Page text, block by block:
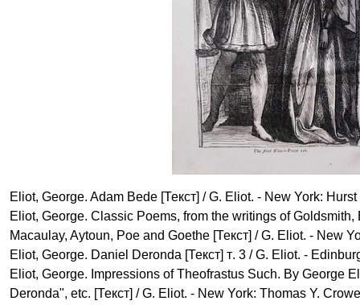
Eliot, George. Adam Bede [Текст] / G. Eliot. - New York:
Eliot, George. Classic Poems, from the writings of
Macaulay, Aytoun, Poe and Goethe [Текст] / G. Eliot. - New
Eliot, George. Daniel Deronda [Текст] т. 3 / G. Eliot. -
Eliot, George. Impressions of Theofrastus Such. By George
Deronda", etc. [Текст] / G. Eliot. - New York: Thomas Y.